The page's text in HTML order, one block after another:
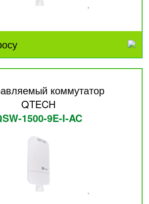
коммутатор
QTECH
1500-9E-I-AC